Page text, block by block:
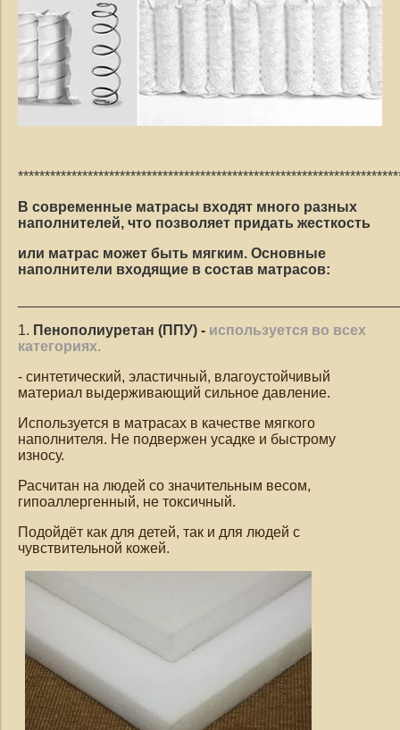
В современные матрасы входят много разных
наполнителей, что позволяет придать жесткость
или матрас может быть мягким. Основные
наполнители входящие в состав матрасов:
1. Пенополиуретан (ППУ) - используется во всех
категориях.
- синтетический, эластичный, влагоустойчивый
материал выдерживающий сильное давление.
Используется в матрасах в качестве мягкого
наполнителя. Не подвержен усадке и быстрому
износу.
Расчитан на людей со значительным весом,
гипоаллергенный, не токсичный.
Подойдёт как для детей, так и для людей с
чувствительной кожей.